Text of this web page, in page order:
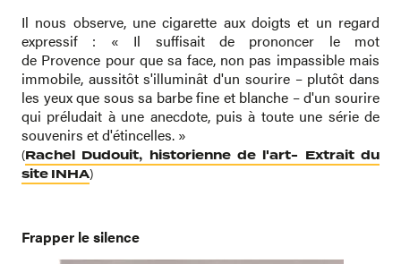
Il nous observe, une cigarette aux doigts et un regard
expressif : « Il suffisait de prononcer le mot
de Provence pour que sa face, non pas impassible mais
immobile, aussitôt s'illuminât d'un sourire – plutôt dans
les yeux que sous sa barbe fine et blanche – d'un sourire
qui préludait à une anecdote, puis à toute une série de
souvenirs et d'étincelles. »
(Rachel Dudouit, historienne de l'art- Extrait du
site INHA)
Frapper le silence